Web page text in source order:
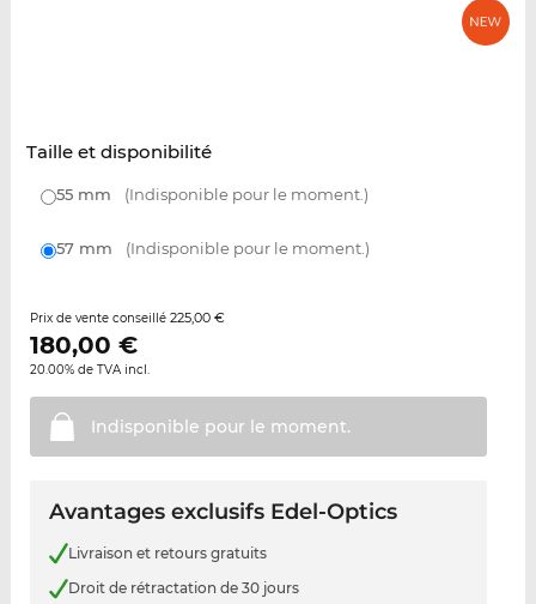
Taille et disponibilité
55 mm (Indisponible pour le moment.)
57 mm (Indisponible pour le moment.)
Prix de vente conseillé 225,00 €
180,00 €
20.00% de TVA incl.
Indisponible pour le moment.
Avantages exclusifs Edel-Optics
Livraison et retours gratuits
Droit de rétractation de 30 jours